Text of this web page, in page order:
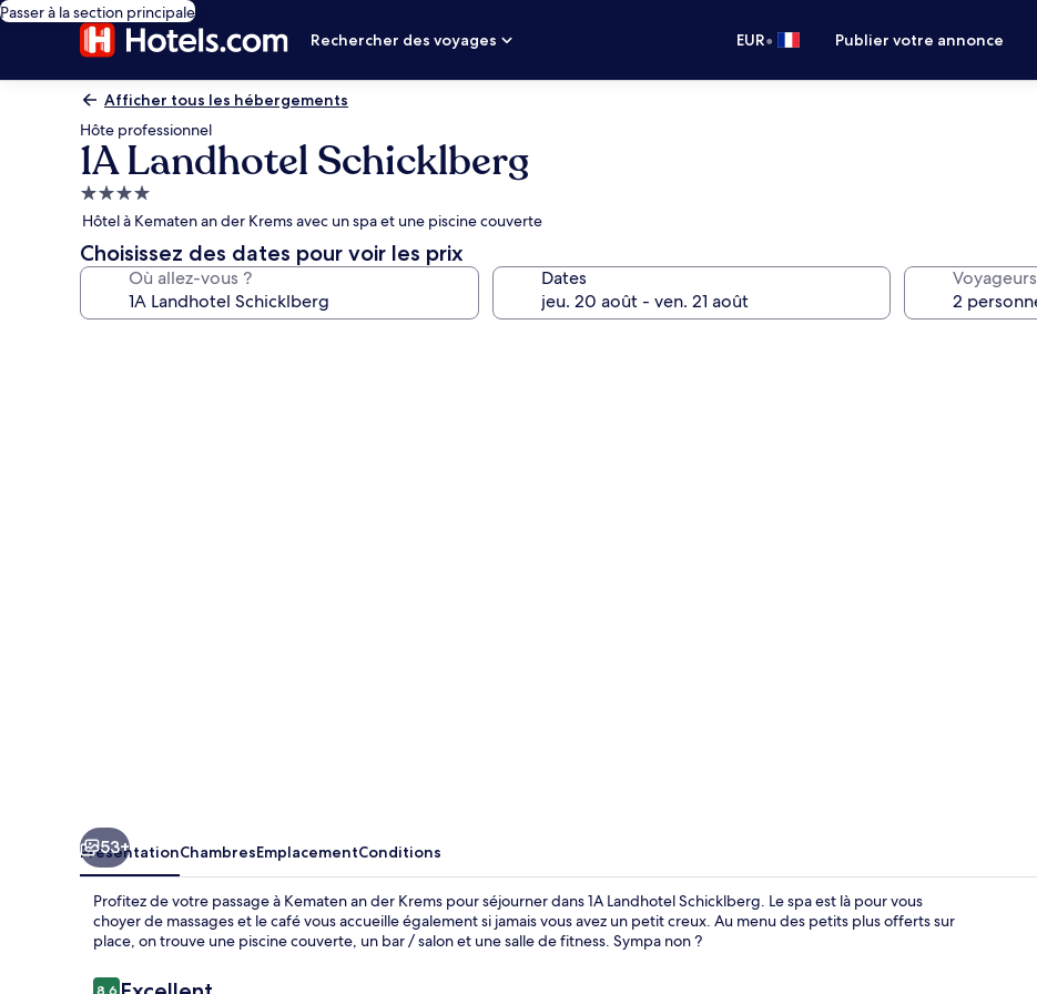
Passer à la section principale
Rechercher des voyages
EUR• Publier votre annonce
Afficher tous les hébergements
Hôte professionnel
1A Landhotel Schicklberg
Hébergement
4.0 étoiles
Hôtel à Kematen an der Krems avec un spa et une piscine couverte
Choisissez des dates pour voir les prix
Où allez-vous ? Dates Voyageurs
53+
PrésentationChambresEmplacementConditions
Profitez de votre passage à Kematen an der Krems pour séjourner dans 1A Landhotel Schicklberg. Le spa est là pour vous
choyer de massages et le café vous accueille également si jamais vous avez un petit creux. Au menu des petits plus offerts sur
place, on trouve une piscine couverte, un bar / salon et une salle de fitness. Sympa non ?
Avis
8,6